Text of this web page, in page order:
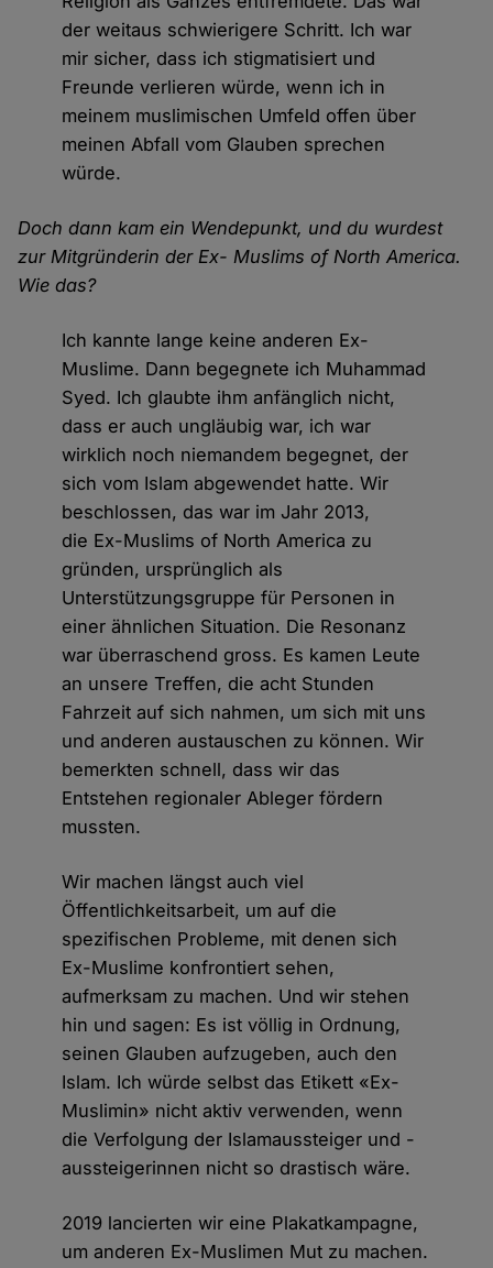
der weitaus schwierigere Schritt. Ich war
mir sicher, dass ich stigmatisiert und
Freunde verlieren würde, wenn ich in
meinem muslimischen Umfeld offen über
meinen Abfall vom Glauben sprechen
würde.
Doch dann kam ein Wendepunkt, und du wurdest
zur Mitgründerin der Ex- Muslims of North America.
Wie das?
Ich kannte lange keine anderen Ex-
Muslime. Dann begegnete ich Muhammad
Syed. Ich glaubte ihm anfänglich nicht,
dass er auch ungläubig war, ich war
wirklich noch niemandem begegnet, der
sich vom Islam abgewendet hatte. Wir
beschlossen, das war im Jahr 2013,
die Ex-Muslims of North America zu
gründen, ursprünglich als
Unterstützungsgruppe für Personen in
einer ähnlichen Situation. Die Resonanz
war überraschend gross. Es kamen Leute
an unsere Treffen, die acht Stunden
Fahrzeit auf sich nahmen, um sich mit uns
und anderen austauschen zu können. Wir
bemerkten schnell, dass wir das
Entstehen regionaler Ableger fördern
mussten.
Wir machen längst auch viel
Öffentlichkeitsarbeit, um auf die
spezifischen Probleme, mit denen sich
Ex-Muslime konfrontiert sehen,
aufmerksam zu machen. Und wir stehen
hin und sagen: Es ist völlig in Ordnung,
seinen Glauben aufzugeben, auch den
Islam. Ich würde selbst das Etikett «Ex-
Muslimin» nicht aktiv verwenden, wenn
die Verfolgung der Islamaussteiger und -
aussteigerinnen nicht so drastisch wäre.
2019 lancierten wir eine Plakatkampagne,
um anderen Ex-Muslimen Mut zu machen.